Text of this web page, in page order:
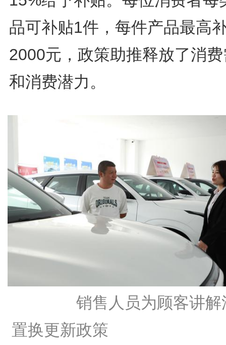
品可补贴1件，每件产品最高
2000元，政策助推释放了消
和消费潜力。
销售人员为顾客讲解
置换更新政策